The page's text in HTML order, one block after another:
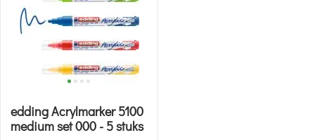
edding Acrylmarker 5100
medium set 000 - 5 stuks